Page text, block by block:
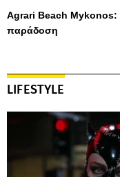
Agrari Beach Mykonos:
παράδοση
LIFESTYLE